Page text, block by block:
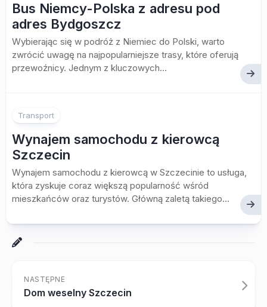
Bus Niemcy-Polska z adresu pod
adres Bydgoszcz
Wybierając się w podróż z Niemiec do Polski, warto
zwrócić uwagę na najpopularniejsze trasy, które oferują
przewoźnicy. Jednym z kluczowych...
Transport
Wynajem samochodu z kierowcą
Szczecin
Wynajem samochodu z kierowcą w Szczecinie to usługa,
która zyskuje coraz większą popularność wśród
mieszkańców oraz turystów. Główną zaletą takiego...
NASTĘPNE
Dom weselny Szczecin